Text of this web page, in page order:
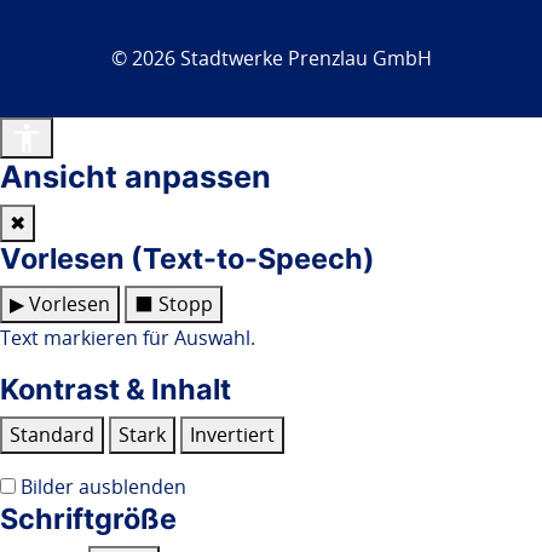
© 2026 Stadtwerke Prenzlau GmbH
Barrierefreiheit
Ansicht anpassen
✖
Vorlesen (Text-to-Speech)
▶ Vorlesen
⬛ Stopp
Text markieren für Auswahl.
Kontrast & Inhalt
Standard Stark
Invertiert
Bilder ausblenden
Schriftgröße